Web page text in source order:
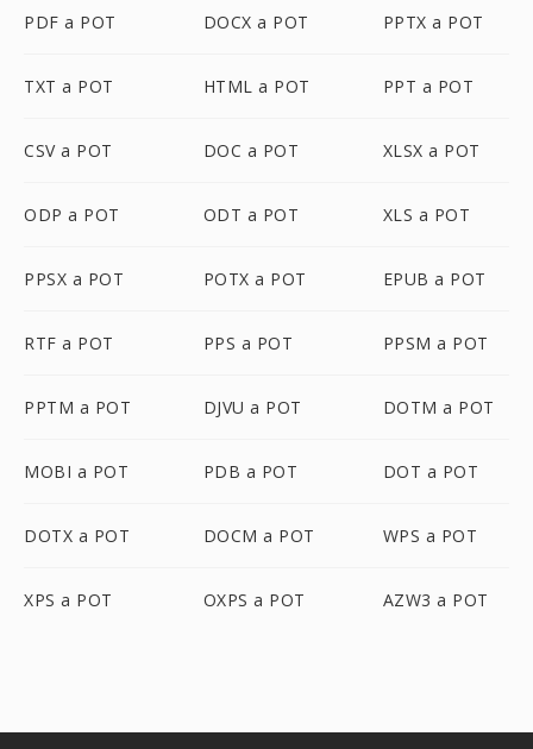
PDF a POT DOCX a POT PPTX a POT
TXT a POT HTML a POT PPT a POT
CSV a POT DOC a POT XLSX a POT
ODP a POT ODT a POT XLS a POT
PPSX a POT POTX a POT EPUB a POT
RTF a POT PPS a POT PPSM a POT
PPTM a POT DJVU a POT DOTM a POT
MOBI a POT PDB a POT DOT a POT
DOTX a POT DOCM a POT WPS a POT
XPS a POT OXPS a POT AZW3 a POT